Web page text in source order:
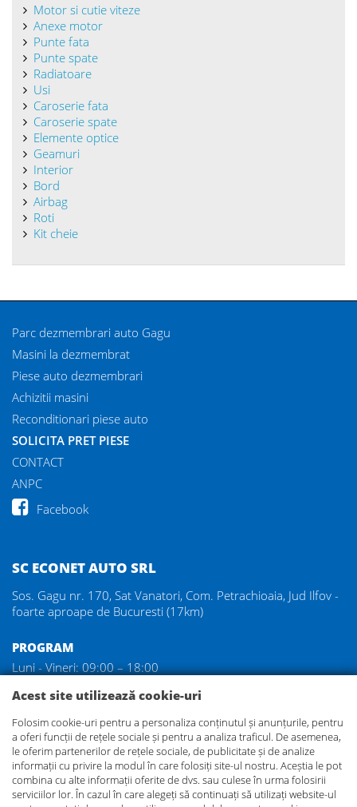
Motor si cutie viteze
Anexe motor
Punte fata
Punte spate
Radiatoare
Usi
Caroserie fata
Caroserie spate
Elemente optice
Geamuri
Interior
Bord
Airbag
Roti
Kit cheie
Parc dezmembrari auto Gagu
Masini la dezmembrat
Piese auto dezmembrari
Achizitii masini
Reconditionari piese auto
SOLICITA PRET PIESE
CONTACT
ANPC
Facebook
SC ECONET AUTO SRL
Sos. Gagu nr. 170, Sat Vanatori, Com. Petrachioaia, Jud Ilfov -
foarte aproape de Bucuresti (17km)
PROGRAM
Luni - Vineri: 09:00 – 18:00
Duminica: inchis
DEZMEMBRARI GAGU
Va asteptam in cel mai mare parc de dezmembrari auto din
zona Bucuresti, unde veti gasi aproape orice piesa pentru
masina Dvs.!
Acest site utilizează cookie-uri
Folosim cookie-uri pentru a personaliza conținutul și anunțurile, pentru
a oferi funcții de rețele sociale și pentru a analiza traficul. De asemenea,
le oferim partenerilor de rețele sociale, de publicitate și de analize
informații cu privire la modul în care folosiți site-ul nostru. Aceștia le pot
combina cu alte informații oferite de dvs. sau culese în urma folosirii
serviciilor lor. În cazul în care alegeți să continuați să utilizați website-ul